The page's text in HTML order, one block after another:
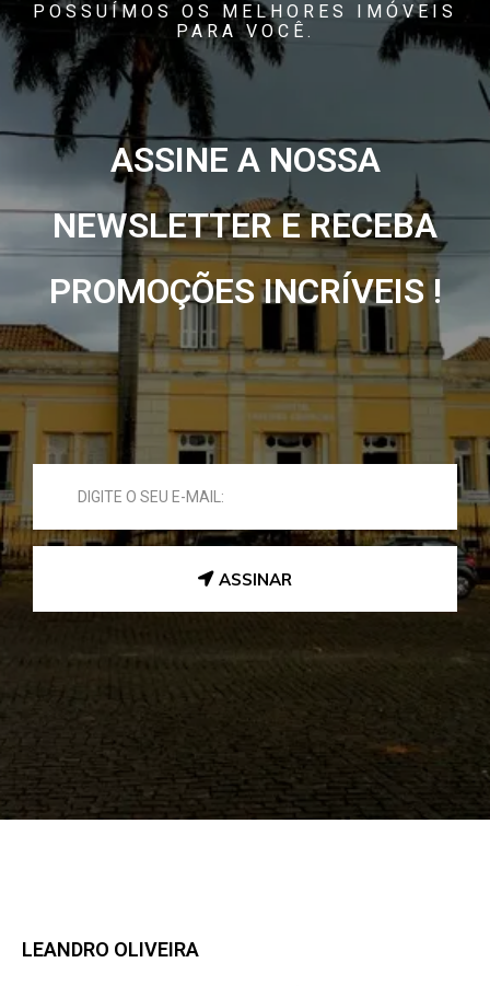
POSSUÍMOS OS MELHORES IMÓVEIS
PARA VOCÊ.
ASSINE A NOSSA
NEWSLETTER E RECEBA
PROMOÇÕES INCRÍVEIS !
ASSINAR
LEANDRO OLIVEIRA